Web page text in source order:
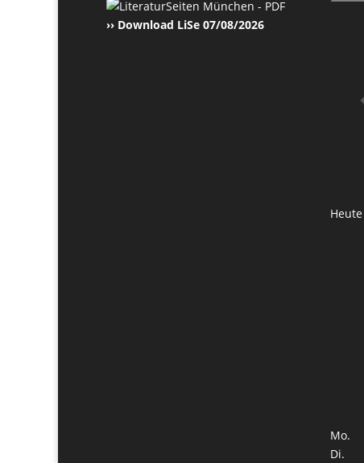
›› Download LiSe 07/08/2026
Heute
Mo.
Di.